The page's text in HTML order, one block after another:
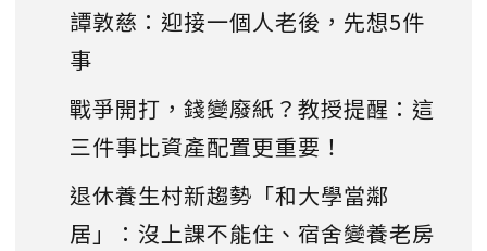
譚敦慈：迎接一個人老後，先想5件
事
戰爭開打，錢變廢紙？教授提醒：這
三件事比資產配置更重要！
退休養生村新趨勢「和大學當鄰
居」：沒上課不能住、宿舍變養老房